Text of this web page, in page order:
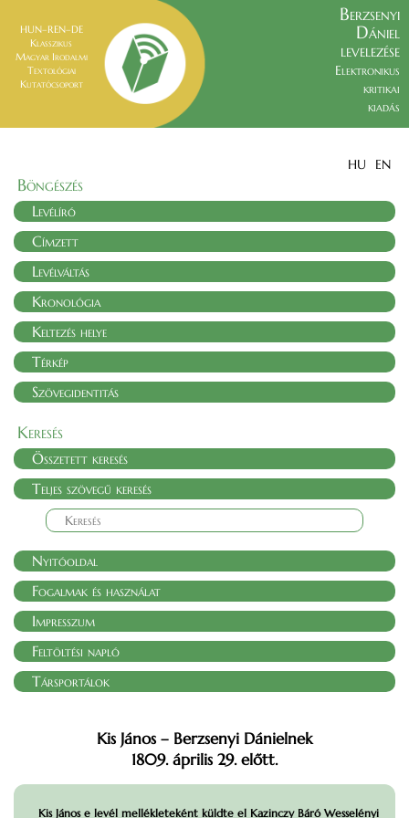
HUN–REN–DE
Klasszikus
Magyar Irodalmi
Textológiai
Kutatócsoport
Berzsenyi
Dániel
levelezése
Elektronikus
kritikai
kiadás
HU EN
Böngészés
Levélíró
Címzett
Levélváltás
Kronológia
Keltezés helye
Térkép
Szövegidentitás
Keresés
Összetett keresés
Teljes szövegű keresés
Nyitóoldal
Fogalmak és használat
Impresszum
Feltöltési napló
Társportálok
Kis János – Berzsenyi Dánielnek
1809. április 29. előtt.
Kis János e levél mellékleteként küldte el Kazinczy Báró Wesselényi